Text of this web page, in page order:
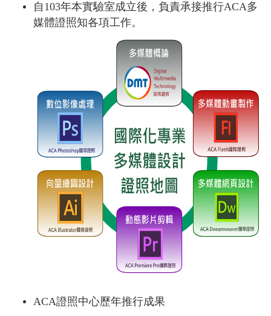
自103年本實驗室成立後，負責承接推行ACA多
媒體證照知各項工作。
ACA證照中心歷年推行成果